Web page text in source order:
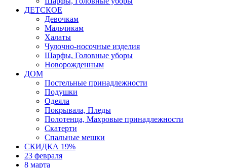
ДЕТСКОЕ
Девочкам
Мальчикам
Халаты
Чулочно-носочные изделия
Шарфы, Головные уборы
Новорожденным
ДОМ
Постельные принадлежности
Подушки
Одеяла
Покрывала, Пледы
Полотенца, Махровые принадлежности
Скатерти
Спальные мешки
СКИДКА 19%
23 февраля
8 марта